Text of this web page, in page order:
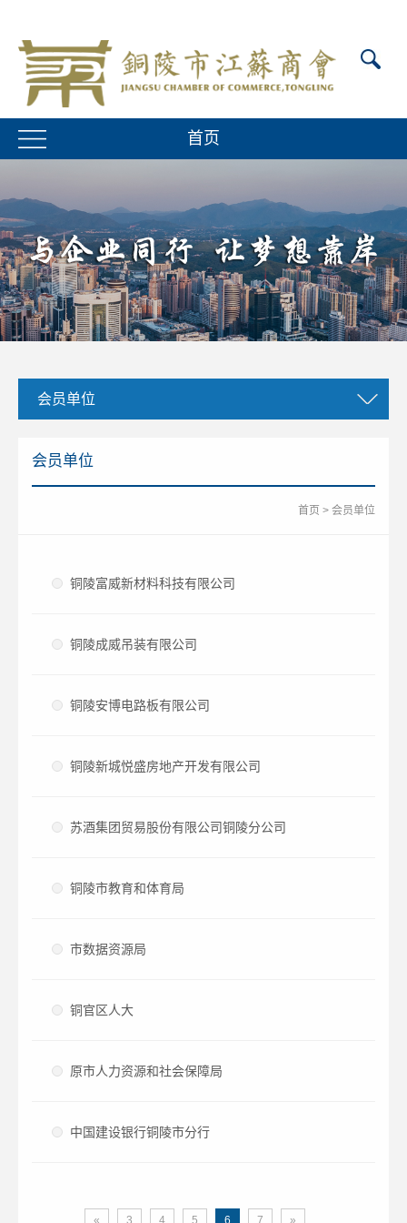
首页
会员单位
会员单位
首页 > 会员单位
铜陵富威新材料科技有限公司
铜陵成威吊装有限公司
铜陵安博电路板有限公司
铜陵新城悦盛房地产开发有限公司
苏酒集团贸易股份有限公司铜陵分公司
铜陵市教育和体育局
市数据资源局
铜官区人大
原市人力资源和社会保障局
中国建设银行铜陵市分行
« 3 4 5 6 7 »